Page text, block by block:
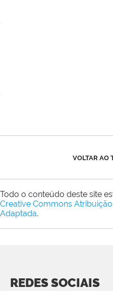
VOLTAR AO
Todo o conteúdo deste site
Creative Commons
Adaptada.
REDES SOCIAIS